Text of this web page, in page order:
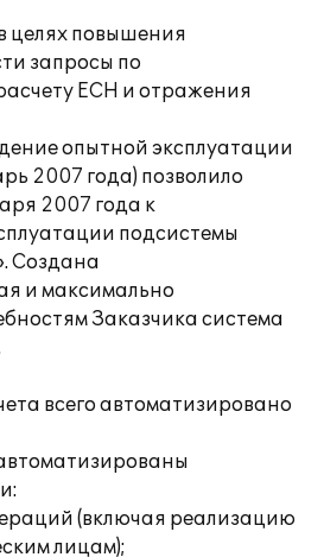
целях повышения
запросы по
ЕСН и отражения
опытной эксплуатации
2007 года) позволило
2007 года к
подсистемы
Создана
и максимально
Заказчика система
всего автоматизировано
(включая реализацию
лицам);